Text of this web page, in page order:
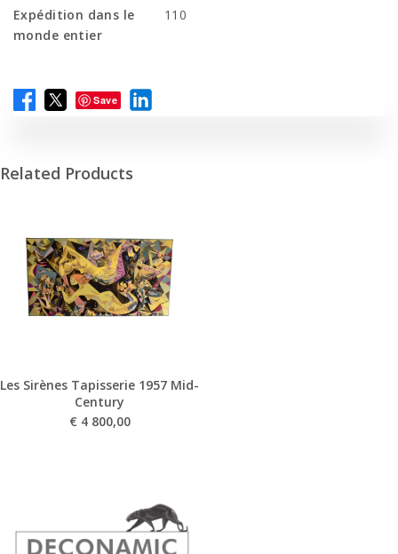
Expédition dans le
monde entier
110
Save
Related Products
Les Sirènes Tapisserie 1957 Mid-
Century
€ 4 800,00